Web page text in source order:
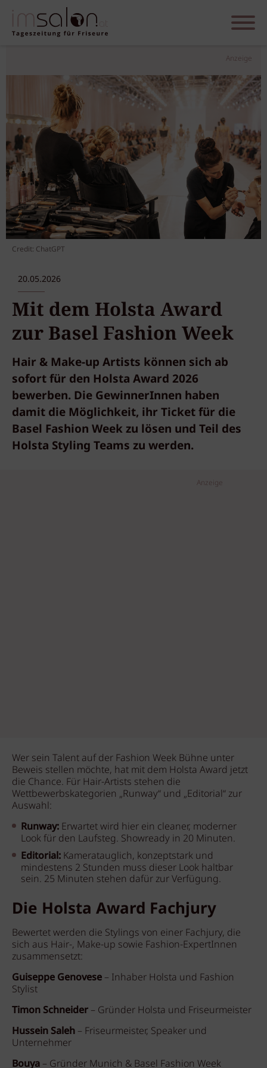
Anzeige
Credit: ChatGPT
20.05.2026
Mit dem Holsta Award
zur Basel Fashion Week
Hair & Make-up Artists können sich ab
sofort für den Holsta Award 2026
bewerben. Die GewinnerInnen haben
damit die Möglichkeit, ihr Ticket für die
Basel Fashion Week zu lösen und Teil des
Holsta Styling Teams zu werden.
Anzeige
Wer sein Talent auf der Fashion Week Bühne unter
Beweis stellen möchte, hat mit dem Holsta Award jetzt
die Chance. Für Hair-Artists stehen die
Wettbewerbskategorien „Runway“ und „Editorial“ zur
Auswahl:
Runway: Erwartet wird hier ein cleaner, moderner
Look für den Laufsteg. Showready in 20 Minuten.
Editorial: Kameratauglich, konzeptstark und
mindestens 2 Stunden muss dieser Look haltbar
sein. 25 Minuten stehen dafür zur Verfügung.
Die Holsta Award Fachjury
Bewertet werden die Stylings von einer Fachjury, die
sich aus Hair-, Make-up sowie Fashion-ExpertInnen
zusammensetzt:
Guiseppe Genovese – Inhaber Holsta und Fashion
Stylist
Timon Schneider – Gründer Holsta und Friseurmeister
Hussein Saleh – Friseurmeister, Speaker und
Unternehmer
Bouya – Gründer Munich & Basel Fashion Week